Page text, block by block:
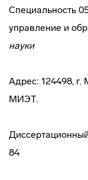
Специальность
управление и
науки
Адрес: 124498, г.
МИЭТ.
84